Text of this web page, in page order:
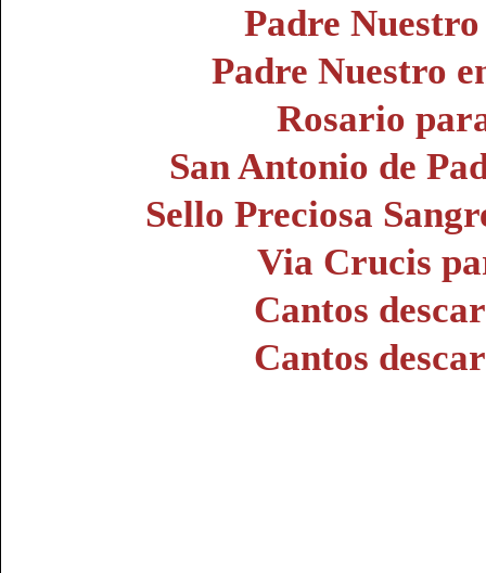
Padre
Padre Nuestro
Rosario
San Antonio de
Sello Preciosa
Via Crucis
Cantos
Cantos